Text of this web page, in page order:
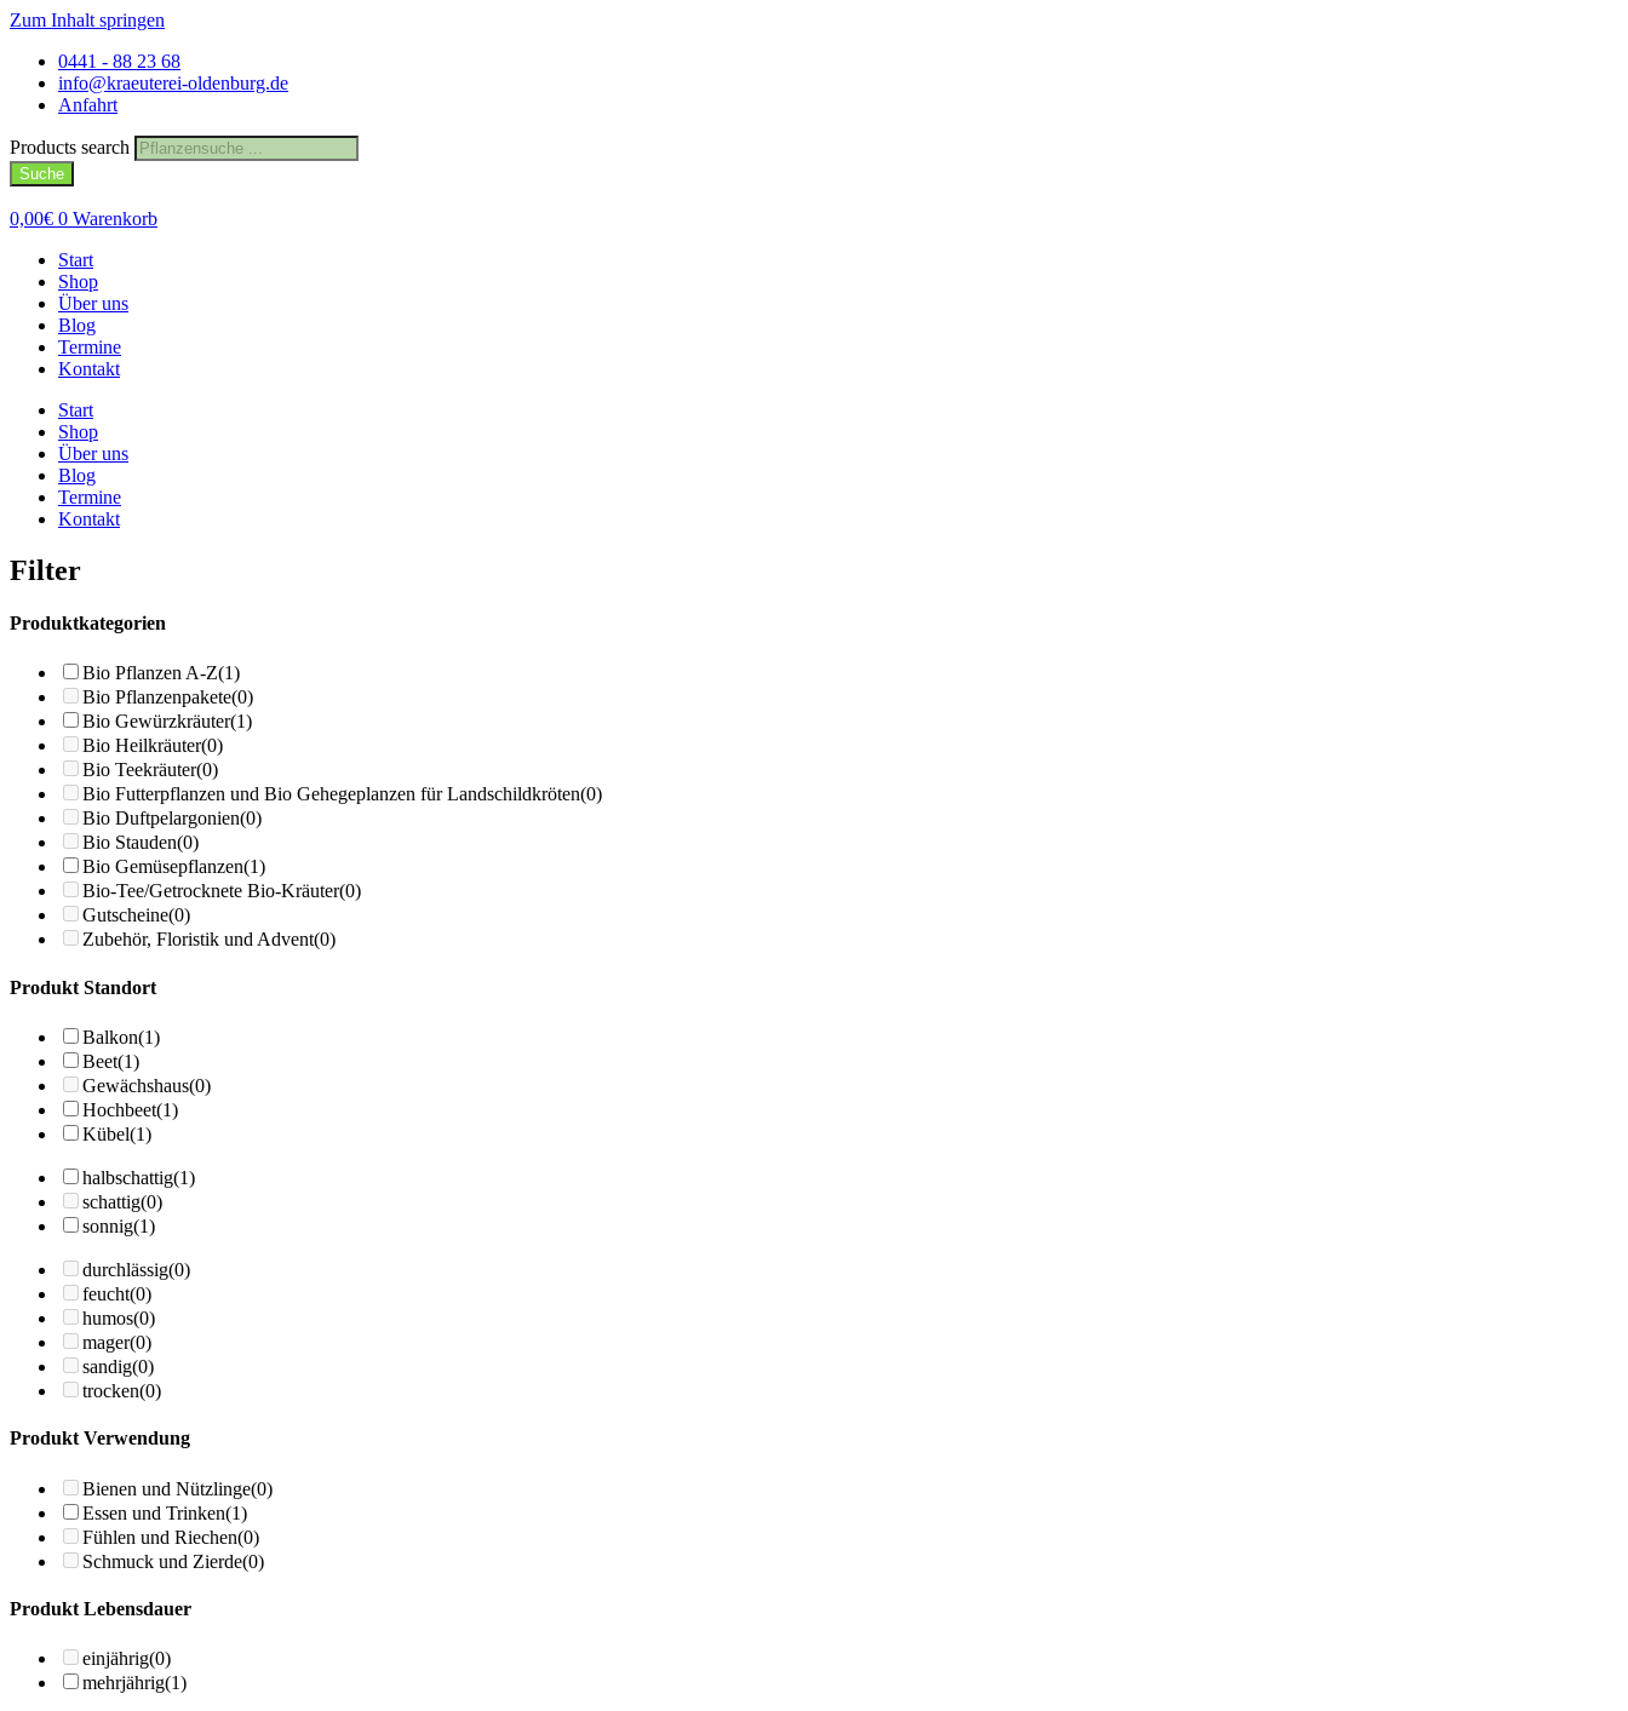
Zum Inhalt springen
0441 - 88 23 68
info@kraeuterei-oldenburg.de
Anfahrt
Products search
Suche
0,00€ 0 Warenkorb
Start
Shop
Über uns
Blog
Termine
Kontakt
Start
Shop
Über uns
Blog
Termine
Kontakt
Filter
Produktkategorien
Bio Pflanzen A-Z(1)
Bio Pflanzenpakete(0)
Bio Gewürzkräuter(1)
Bio Heilkräuter(0)
Bio Teekräuter(0)
Bio Futterpflanzen und Bio Gehegeplanzen für Landschildkröten(0)
Bio Duftpelargonien(0)
Bio Stauden(0)
Bio Gemüsepflanzen(1)
Bio-Tee/Getrocknete Bio-Kräuter(0)
Gutscheine(0)
Zubehör, Floristik und Advent(0)
Produkt Standort
Balkon(1)
Beet(1)
Gewächshaus(0)
Hochbeet(1)
Kübel(1)
halbschattig(1)
schattig(0)
sonnig(1)
durchlässig(0)
feucht(0)
humos(0)
mager(0)
sandig(0)
trocken(0)
Produkt Verwendung
Bienen und Nützlinge(0)
Essen und Trinken(1)
Fühlen und Riechen(0)
Schmuck und Zierde(0)
Produkt Lebensdauer
einjährig(0)
mehrjährig(1)